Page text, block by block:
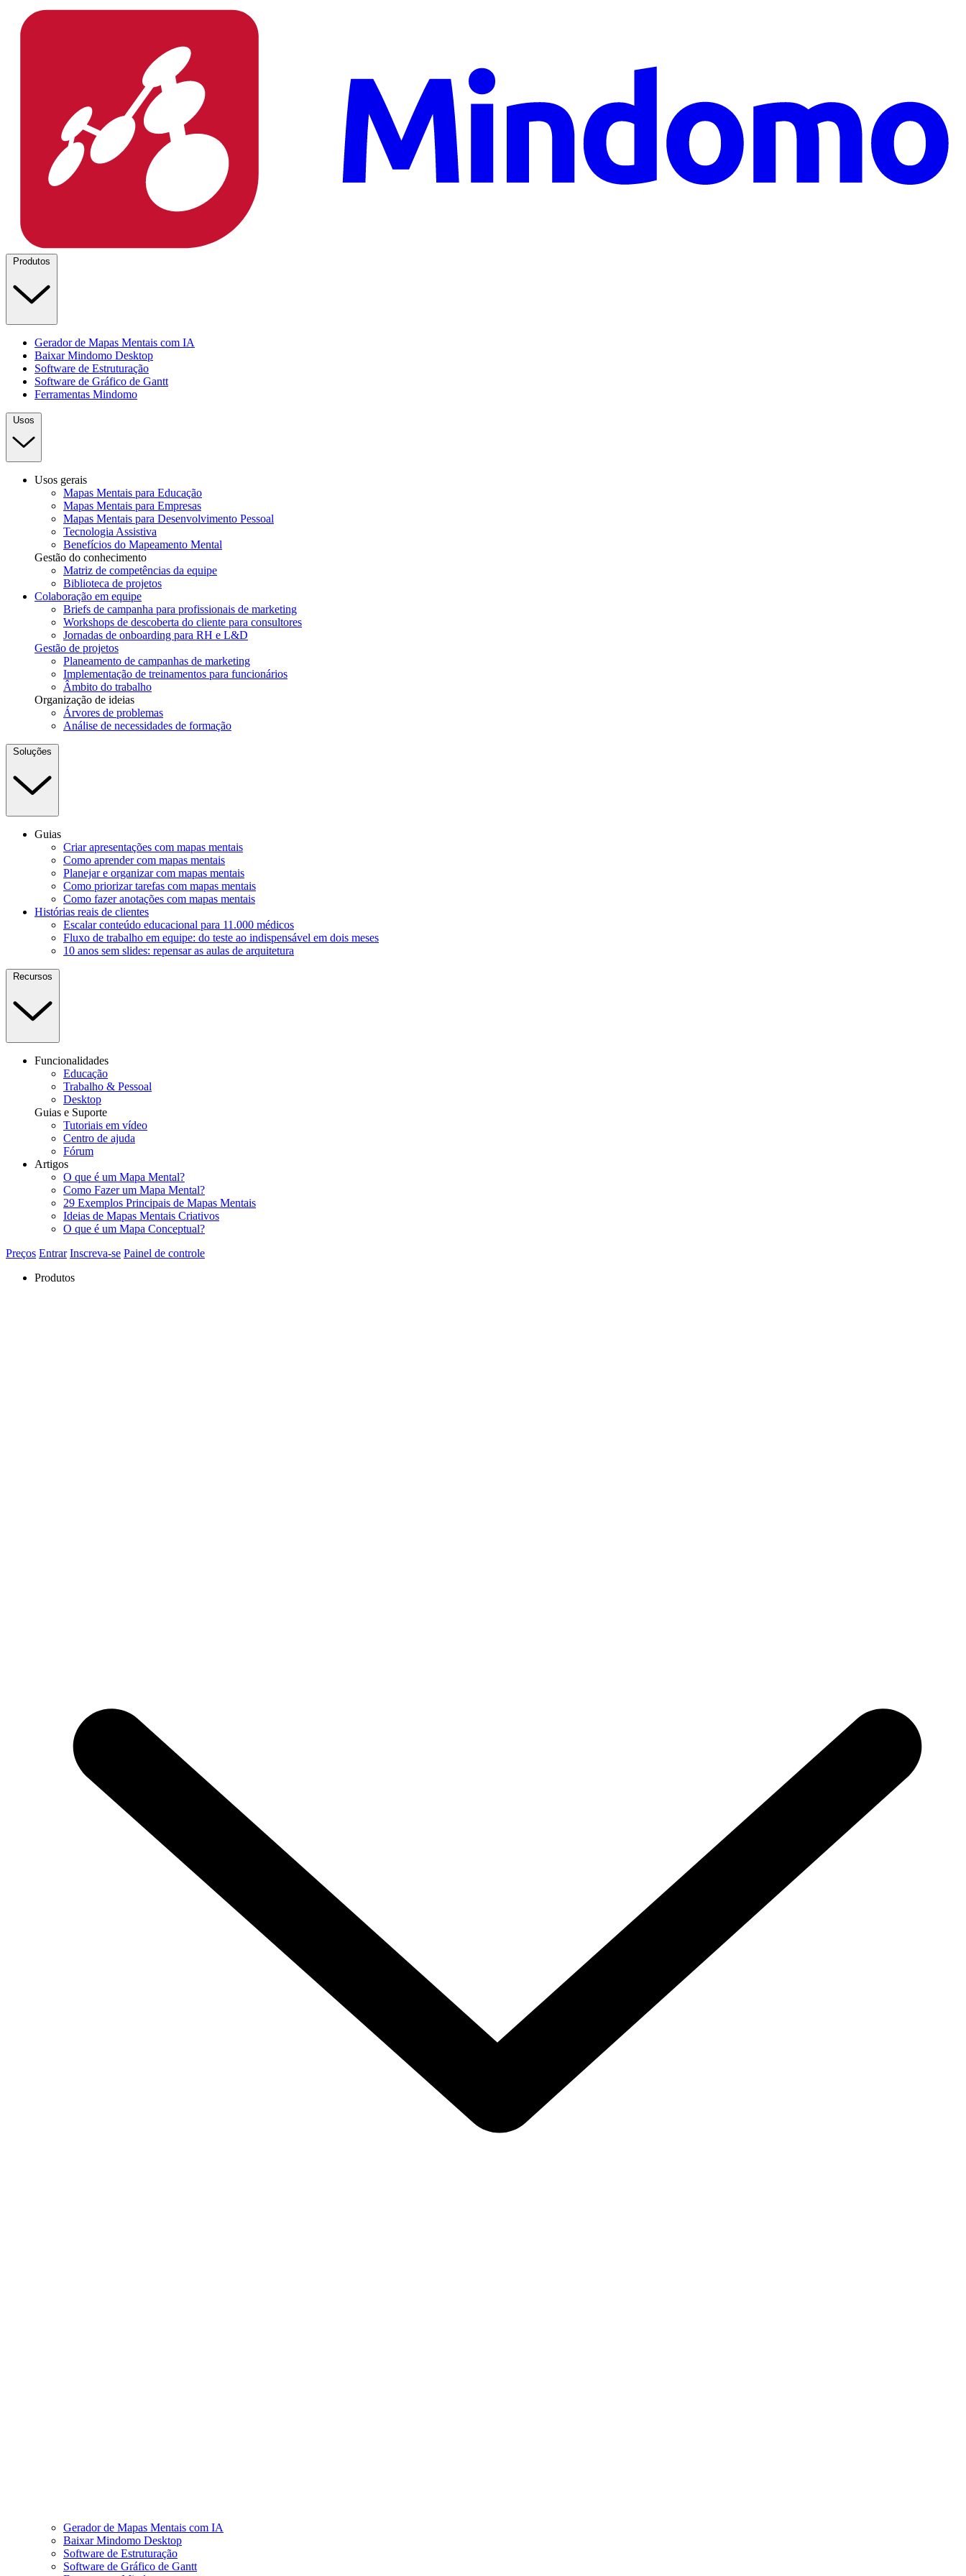
Produtos
Gerador de Mapas Mentais com IA
Baixar Mindomo Desktop
Software de Estruturação
Software de Gráfico de Gantt
Ferramentas Mindomo
Usos
Usos gerais
Mapas Mentais para Educação
Mapas Mentais para Empresas
Mapas Mentais para Desenvolvimento Pessoal
Tecnologia Assistiva
Benefícios do Mapeamento Mental
Gestão do conhecimento
Matriz de competências da equipe
Biblioteca de projetos
Colaboração em equipe
Briefs de campanha para profissionais de marketing
Workshops de descoberta do cliente para consultores
Jornadas de onboarding para RH e L&D
Gestão de projetos
Planeamento de campanhas de marketing
Implementação de treinamentos para funcionários
Âmbito do trabalho
Organização de ideias
Árvores de problemas
Análise de necessidades de formação
Soluções
Guias
Criar apresentações com mapas mentais
Como aprender com mapas mentais
Planejar e organizar com mapas mentais
Como priorizar tarefas com mapas mentais
Como fazer anotações com mapas mentais
Histórias reais de clientes
Escalar conteúdo educacional para 11.000 médicos
Fluxo de trabalho em equipe: do teste ao indispensável em dois meses
10 anos sem slides: repensar as aulas de arquitetura
Recursos
Funcionalidades
Educação
Trabalho & Pessoal
Desktop
Guias e Suporte
Tutoriais em vídeo
Centro de ajuda
Fórum
Artigos
O que é um Mapa Mental?
Como Fazer um Mapa Mental?
29 Exemplos Principais de Mapas Mentais
Ideias de Mapas Mentais Criativos
O que é um Mapa Conceptual?
Preços Entrar Inscreva-se Painel de controle
Produtos
Gerador de Mapas Mentais com IA
Baixar Mindomo Desktop
Software de Estruturação
Software de Gráfico de Gantt